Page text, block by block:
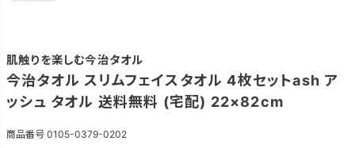
肌触りを楽しむ今治タオル
今治タオル スリムフェイスタオル 4枚セットash ア
ッシュ タオル 送料無料 (宅配) 22×82cm
商品番号 0105-0379-0202